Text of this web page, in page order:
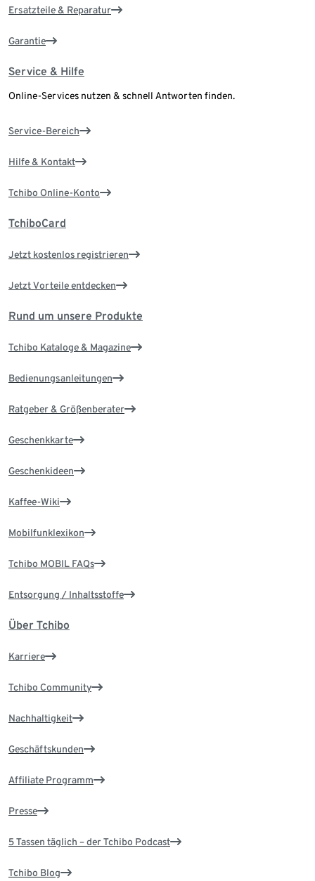
Ersatzteile & Reparatur
Garantie
Service & Hilfe
Online-Services nutzen & schnell Antworten finden.
Service-Bereich
Hilfe & Kontakt
Tchibo Online-Konto
TchiboCard
Jetzt kostenlos registrieren
Jetzt Vorteile entdecken
Rund um unsere Produkte
Tchibo Kataloge & Magazine
Bedienungsanleitungen
Ratgeber & Größenberater
Geschenkkarte
Geschenkideen
Kaffee-Wiki
Mobilfunklexikon
Tchibo MOBIL FAQs
Entsorgung / Inhaltsstoffe
Über Tchibo
Karriere
Tchibo Community
Nachhaltigkeit
Geschäftskunden
Affiliate Programm
Presse
5 Tassen täglich – der Tchibo Podcast
Tchibo Blog